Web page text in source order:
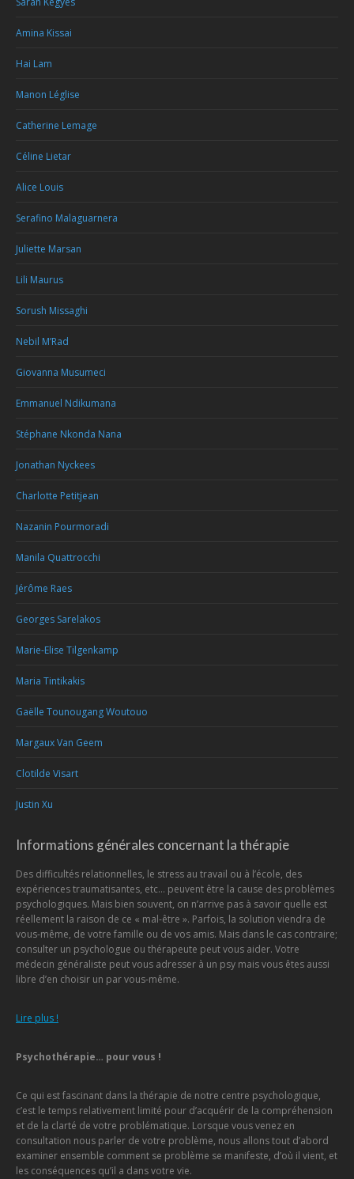
Amina Kissai
Hai Lam
Manon Léglise
Catherine Lemage
Céline Lietar
Alice Louis
Serafino Malaguarnera
Juliette Marsan
Lili Maurus
Sorush Missaghi
Nebil M’Rad
Giovanna Musumeci
Emmanuel Ndikumana
Stéphane Nkonda Nana
Jonathan Nyckees
Charlotte Petitjean
Nazanin Pourmoradi
Manila Quattrocchi
Jérôme Raes
Georges Sarelakos
Marie-Elise Tilgenkamp
Maria Tintikakis
Gaëlle Tounougang Woutouo
Margaux Van Geem
Clotilde Visart
Justin Xu
Informations générales concernant la thérapie
Des difficultés relationnelles, le stress au travail ou à l’école, des
expériences traumatisantes, etc… peuvent être la cause des problèmes
psychologiques. Mais bien souvent, on n’arrive pas à savoir quelle est
réellement la raison de ce « mal-être ». Parfois, la solution viendra de
vous-même, de votre famille ou de vos amis. Mais dans le cas contraire;
consulter un psychologue ou thérapeute peut vous aider. Votre
médecin généraliste peut vous adresser à un psy mais vous êtes aussi
libre d’en choisir un par vous-même.
Lire plus !
Psychothérapie… pour vous !
Ce qui est fascinant dans la thérapie de notre centre psychologique,
c’est le temps relativement limité pour d’acquérir de la compréhension
et de la clarté de votre problématique. Lorsque vous venez en
consultation nous parler de votre problème, nous allons tout d’abord
examiner ensemble comment se problème se manifeste, d’où il vient, et
les conséquences qu’il a dans votre vie.